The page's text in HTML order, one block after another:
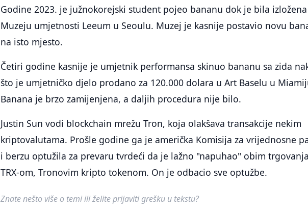
Godine 2023. je južnokorejski student pojeo bananu dok je bila
Muzeju umjetnosti Leeum u Seoulu. Muzej je kasnije postavio novu
na isto mjesto.
Četiri godine kasnije je umjetnik performansa skinuo bananu sa zida
što je umjetničko djelo prodano za 120.000 dolara u Art Baselu u
Banana je brzo zamijenjena, a daljih procedura nije bilo.
Justin Sun vodi blockchain mrežu Tron, koja olakšava transakcije nekim
kriptovalutama. Prošle godine ga je američka Komisija za vrijednosne
i berzu optužila za prevaru tvrdeći da je lažno "napuhao" obim trgovanja
TRX-om, Tronovim kripto tokenom. On je odbacio sve optužbe.
Znate nešto više o temi ili želite prijaviti grešku u tekstu?